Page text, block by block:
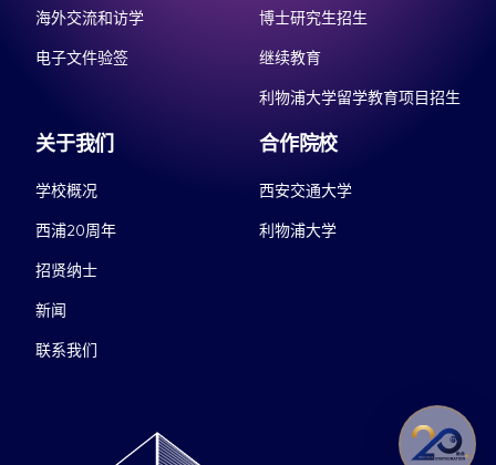
海外交流和访学
电子文件验签
博士研究生招生
继续教育
利物浦大学留学教育项目招生
关于我们
学校概况
西浦20周年
招贤纳士
新闻
联系我们
合作院校
西安交通大学
利物浦大学